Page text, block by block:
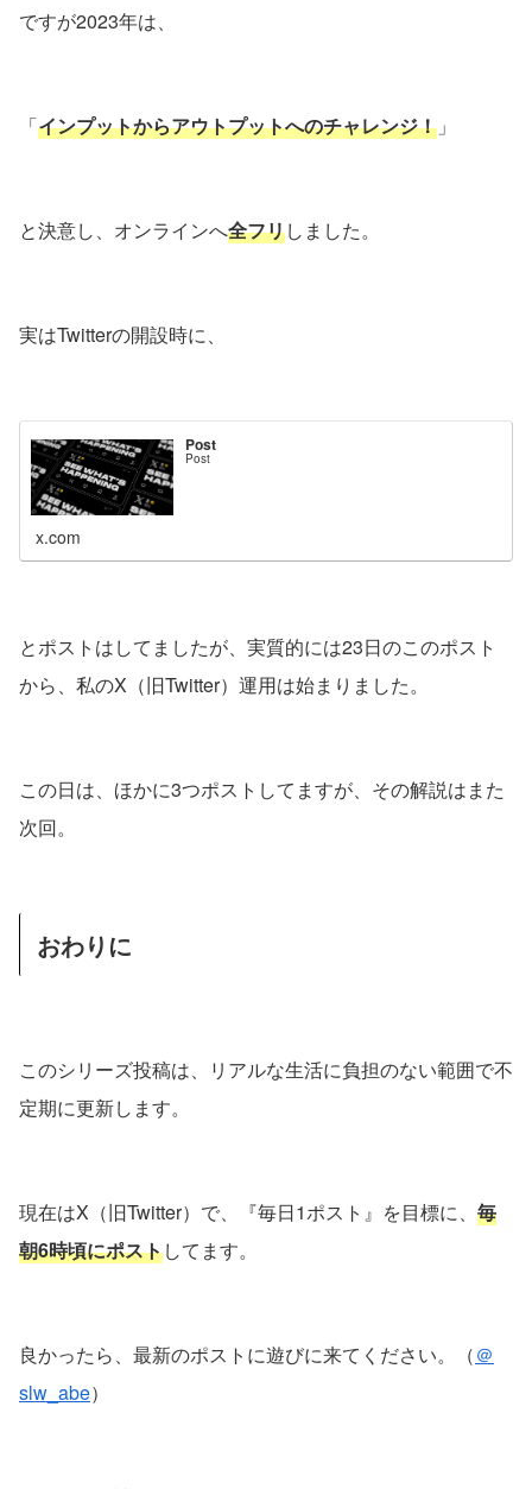
ですが2023年は、
「インプットからアウトプットへのチャレンジ！ 」
と決意し、オンラインへ全フリしました。
実はTwitterの開設時に、
Post
Post
x.com
とポストはしてましたが、実質的には23日のこのポスト
から、私のX（旧Twitter）運用は始まりました。
この日は、ほかに3つポストしてますが、その解説はまた
次回。
おわりに
このシリーズ投稿は、リアルな生活に負担のない範囲で不
定期に更新します。
現在はX（旧Twitter）で、『毎日1ポスト』を目標に、 毎
朝6時頃にポストしてます。
良かったら、最新のポストに遊びに来てください。（＠
slw_abe）